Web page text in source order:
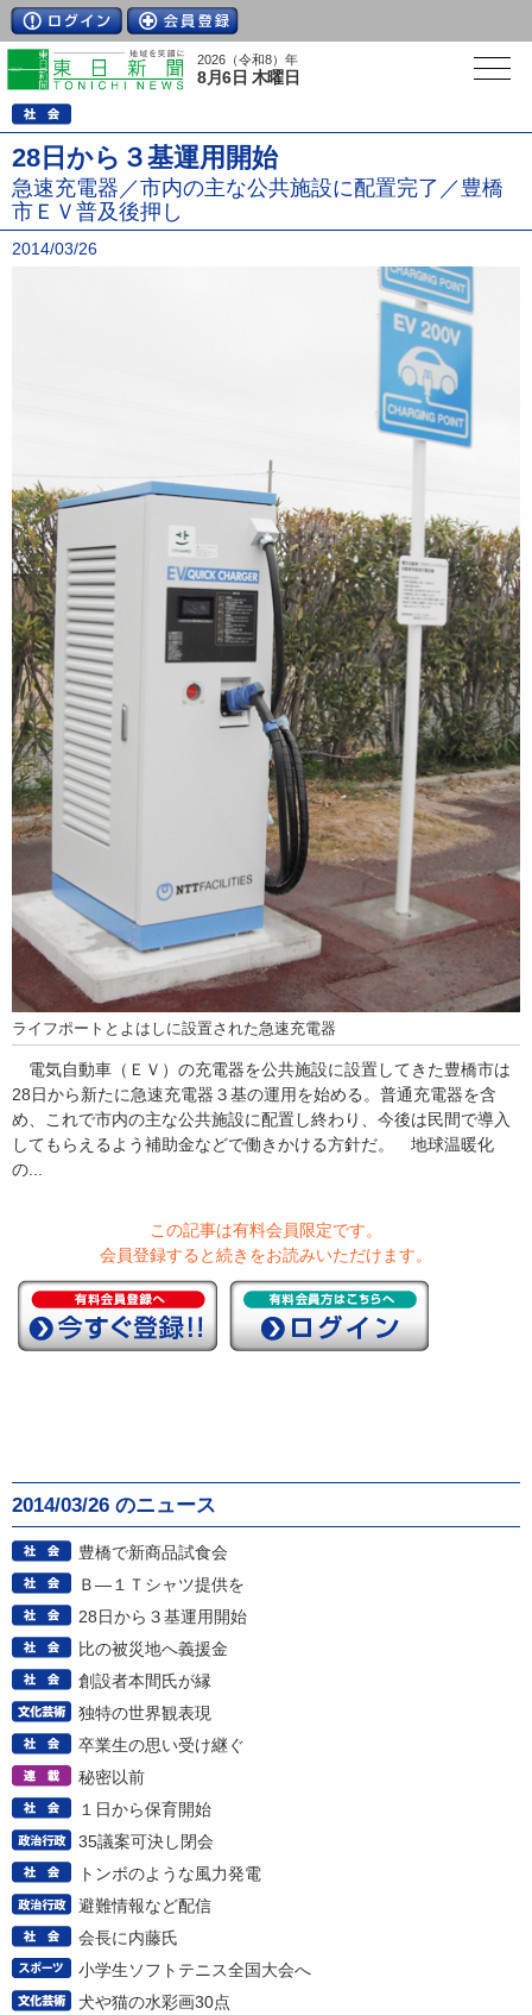
2026（令和8）年
8月6日 木曜日
28日から３基運用開始
急速充電器／市内の主な公共施設に配置完了／豊橋
市ＥＶ普及後押し
2014/03/26
ライフポートとよはしに設置された急速充電器
電気自動車（ＥＶ）の充電器を公共施設に設置してきた豊橋市は
28日から新たに急速充電器３基の運用を始める。普通充電器を含
め、これで市内の主な公共施設に配置し終わり、今後は民間で導入
してもらえるよう補助金などで働きかける方針だ。 地球温暖化
の...
この記事は有料会員限定です。
会員登録すると続きをお読みいただけます。
2014/03/26 のニュース
豊橋で新商品試食会
Ｂ―１Ｔシャツ提供を
28日から３基運用開始
比の被災地へ義援金
創設者本間氏が縁
独特の世界観表現
卒業生の思い受け継ぐ
秘密以前
１日から保育開始
35議案可決し閉会
トンボのような風力発電
避難情報など配信
会長に内藤氏
小学生ソフトテニス全国大会へ
犬や猫の水彩画30点